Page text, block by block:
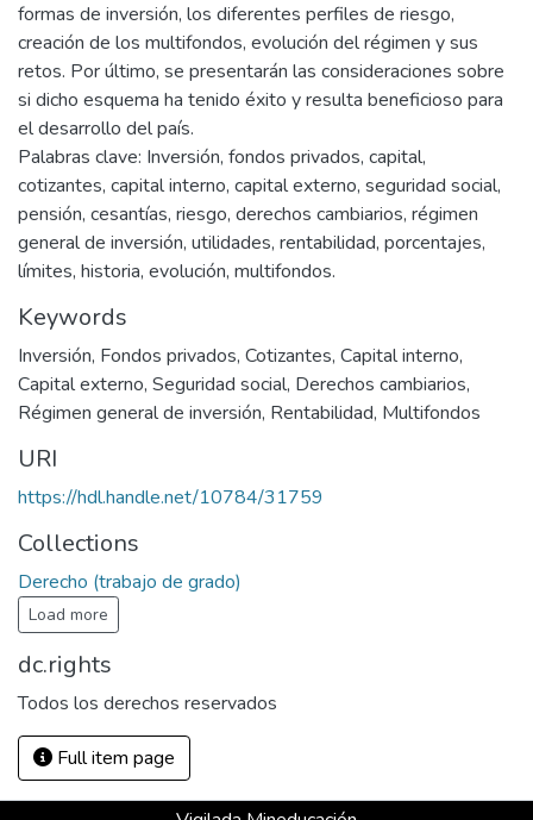
formas de inversión, los diferentes perfiles de riesgo,
creación de los multifondos, evolución del régimen y sus
retos. Por último, se presentarán las consideraciones sobre
si dicho esquema ha tenido éxito y resulta beneficioso para
el desarrollo del país.
Palabras clave: Inversión, fondos privados, capital,
cotizantes, capital interno, capital externo, seguridad social,
pensión, cesantías, riesgo, derechos cambiarios, régimen
general de inversión, utilidades, rentabilidad, porcentajes,
límites, historia, evolución, multifondos.
Keywords
Inversión, Fondos privados, Cotizantes, Capital interno,
Capital externo, Seguridad social, Derechos cambiarios,
Régimen general de inversión, Rentabilidad, Multifondos
URI
https://hdl.handle.net/10784/31759
Collections
Derecho (trabajo de grado)
Load more
dc.rights
Todos los derechos reservados
Full item page